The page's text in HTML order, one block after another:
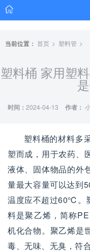
当前位置： 首页 塑料管
塑料桶 家用塑
时间： 2024-04-13 作者：
塑料桶的材料多
塑而成，用于农药、
液体、固体物品的外
量最大容量可以达到
温度应不超过60℃。
料是聚乙烯，简称
机化合物。聚乙烯是
毒、无味、无臭，符